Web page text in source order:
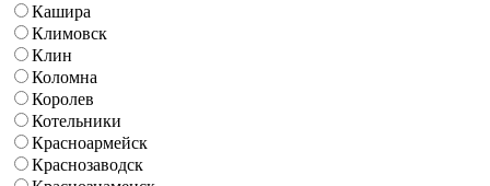
Кашира
Климовск
Клин
Коломна
Королев
Котельники
Красноармейск
Краснозаводск